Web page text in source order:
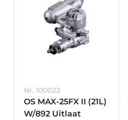
Nr. 100023
OS MAX-25FX II (21L)
W/892 Uitlaat